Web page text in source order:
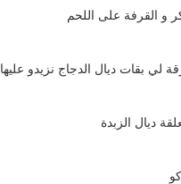
و القرفة على اللحم
لي بقات ديال الدجاج نزيدو عليها
ديال الزبدة